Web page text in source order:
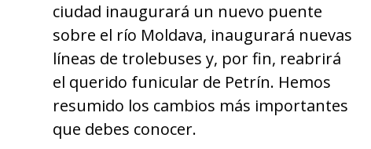
ciudad inaugurará un nuevo puente
sobre el río Moldava, inaugurará nuevas
líneas de trolebuses y, por fin, reabrirá
el querido funicular de Petrín. Hemos
resumido los cambios más importantes
que debes conocer.